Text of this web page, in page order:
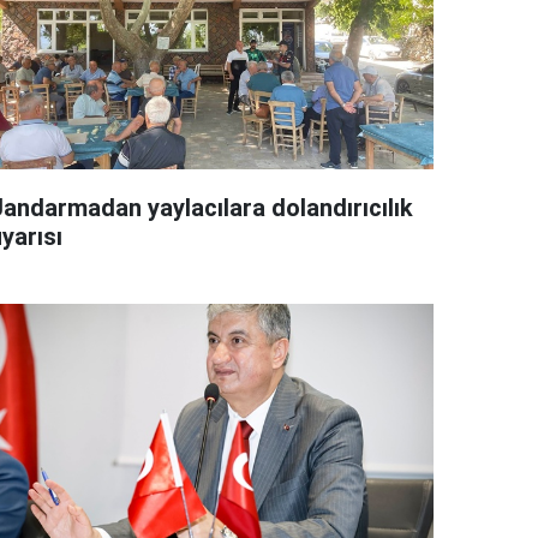
yaylacılara dolandırıcılık